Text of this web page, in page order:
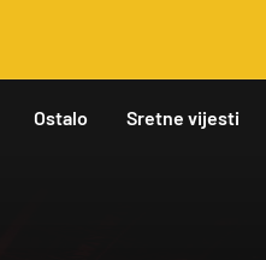
Ostalo Sretne vijesti